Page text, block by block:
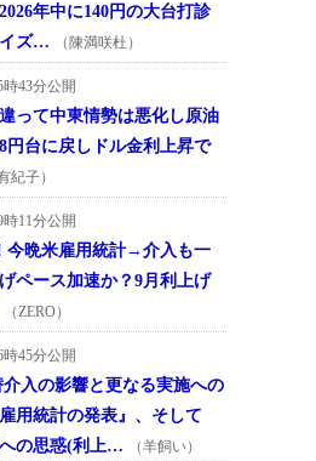
年中に140円の大台打診
イズ…
（陳満咲杜）
時43分公開
って中東情勢は悪化し原油
円台に戻しドル金利上昇で
紀子）
時11分公開
今晩米雇用統計→介入も一
ペース加速か？9月利上げ
（ZERO）
時45分公開
入の影響と更なる実施への
用統計の発表』、そして
への思惑(利上…
（羊飼い）